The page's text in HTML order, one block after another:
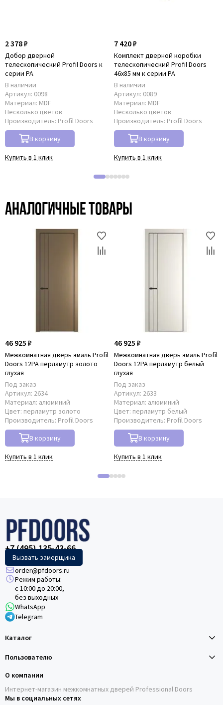
2 378 ₽
Добор дверной
телескопический Profil Doors к
серии PA
В наличии
Артикул: 0098
Материал: MDF
Несколько цветов
Производитель: Profil Doors
В корзину
Купить в 1 клик
7 420 ₽
Комплект дверной коробки
телескопический Profil Doors
46x85 мм к серии PA
В наличии
Артикул: 0089
Материал: MDF
Несколько цветов
Производитель: Profil Doors
В корзину
Купить в 1 клик
Аналогичные товары
46 925 ₽
Межкомнатная дверь эмаль Profil
Doors 12PA перламутр золото
глухая
Под заказ
Артикул: 2634
Материал: алюминий
Цвет: перламутр золото
Производитель: Profil Doors
В корзину
Купить в 1 клик
46 925 ₽
Межкомнатная дверь эмаль Profil
Doors 12PA перламутр белый
глухая
Под заказ
Артикул: 2633
Материал: алюминий
Цвет: перламутр белый
Производитель: Profil Doors
В корзину
Купить в 1 клик
+7 (495) 135-43-66
Вызвать замерщика
order@pfdoors.ru
Режим работы:
с 10:00 до 20:00,
без выходных
WhatsApp
Telegram
Каталог
Пользователю
О компании
Интернет-магазин межкомнатных дверей Professional Doors
Мы в социальных сетях